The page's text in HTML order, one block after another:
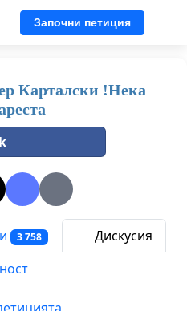
Започни петиция
Карталски !Нека
3 758
Дискусия